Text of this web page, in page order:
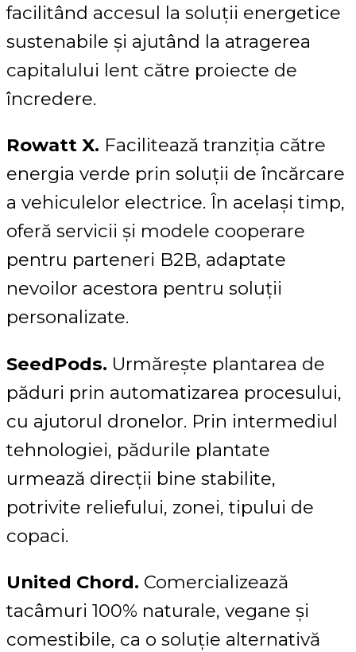
facilitând accesul la soluții energetice
sustenabile și ajutând la atragerea
capitalului lent către proiecte de
încredere.
Rowatt X. Facilitează tranziția către
energia verde prin soluții de încărcare
a vehiculelor electrice. În același timp,
oferă servicii și modele cooperare
pentru parteneri B2B, adaptate
nevoilor acestora pentru soluții
personalizate.
SeedPods. Urmărește plantarea de
păduri prin automatizarea procesului,
cu ajutorul dronelor. Prin intermediul
tehnologiei, pădurile plantate
urmează direcții bine stabilite,
potrivite reliefului, zonei, tipului de
copaci.
United Chord. Comercializează
tacâmuri 100% naturale, vegane și
comestibile, ca o soluție alternativă